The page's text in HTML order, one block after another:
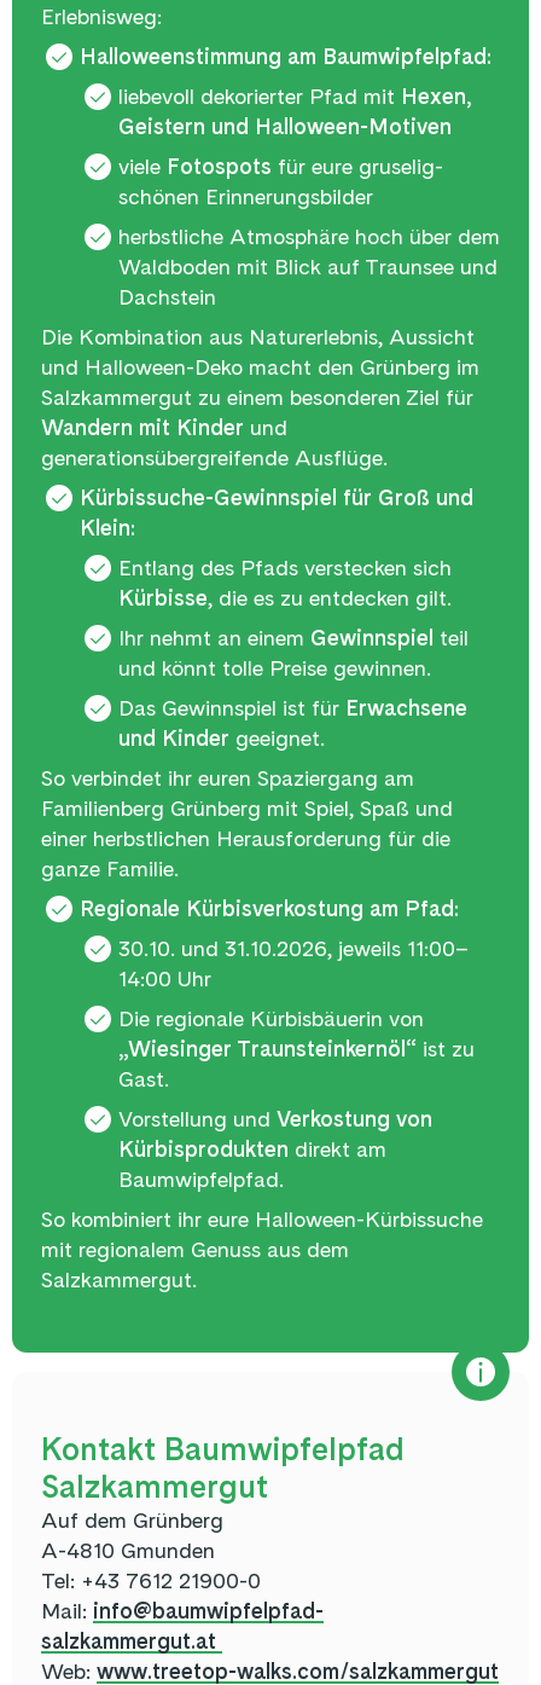
Erlebnisweg:
Halloweenstimmung am Baumwipfelpfad:
liebevoll dekorierter Pfad mit Hexen,
Geistern und Halloween-Motiven
viele Fotospots für eure gruselig-
schönen Erinnerungsbilder
herbstliche Atmosphäre hoch über dem
Waldboden mit Blick auf Traunsee und
Dachstein
Die Kombination aus Naturerlebnis, Aussicht
und Halloween-Deko macht den Grünberg im
Salzkammergut zu einem besonderen Ziel für
Wandern mit Kinder und
generationsübergreifende Ausflüge.
Kürbissuche-Gewinnspiel für Groß und
Klein:
Entlang des Pfads verstecken sich
Kürbisse, die es zu entdecken gilt.
Ihr nehmt an einem Gewinnspiel teil
und könnt tolle Preise gewinnen.
Das Gewinnspiel ist für Erwachsene
und Kinder geeignet.
So verbindet ihr euren Spaziergang am
Familienberg Grünberg mit Spiel, Spaß und
einer herbstlichen Herausforderung für die
ganze Familie.
Regionale Kürbisverkostung am Pfad:
30.10. und 31.10.2026, jeweils 11:00–
14:00 Uhr
Die regionale Kürbisbäuerin von
„Wiesinger Traunsteinkernöl“ ist zu
Gast.
Vorstellung und Verkostung von
Kürbisprodukten direkt am
Baumwipfelpfad.
So kombiniert ihr eure Halloween-Kürbissuche
mit regionalem Genuss aus dem
Salzkammergut.
Kontakt Baumwipfelpfad
Salzkammergut
Auf dem Grünberg
A-4810 Gmunden
Tel: +43 7612 21900-0
Mail: info@baumwipfelpfad-
salzkammergut.at
Web: www.treetop-walks.com/salzkammergut